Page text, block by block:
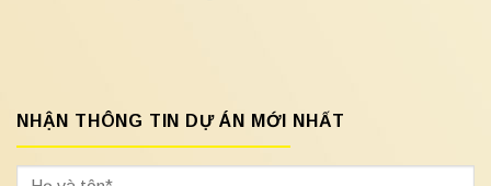
NHẬN THÔNG TIN DỰ ÁN MỚI NHẤT